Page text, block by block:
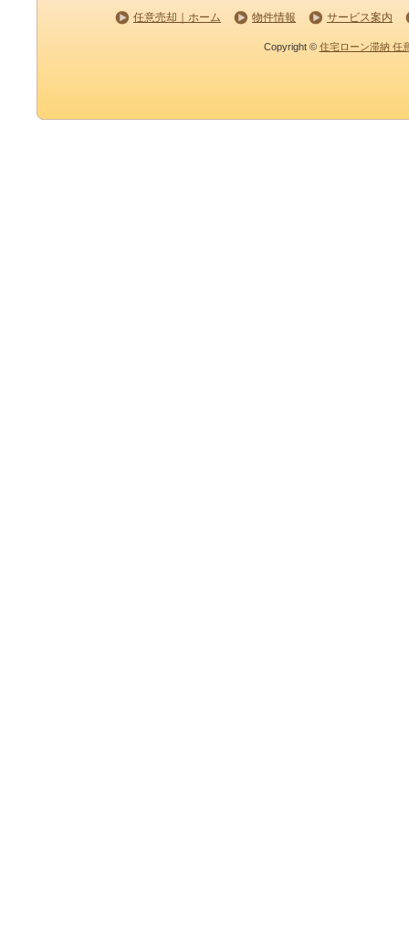
任意売却｜ホーム 物件情報 サービス案内
Copyright © 住宅ローン滞納 任